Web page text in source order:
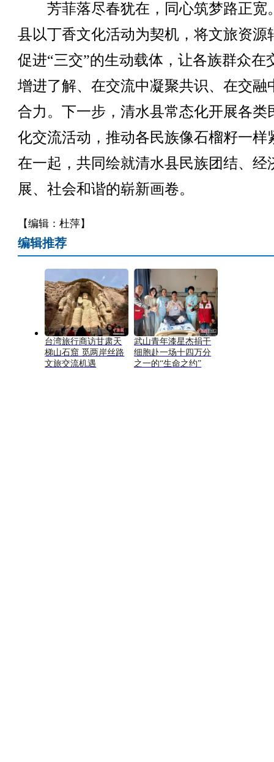
芳菲落尽春犹在，同心筑梦路正宽
县以丁香文化活动为契机，将文旅资源
促进“三交”的生动载体，让各族群众在
增进了解、在交流中凝聚共识、在交融
合力。下一步，清水县常态化开展各类
化交流活动，推动各民族像石榴籽一样
在一起，共同绘就清水县民族团结、经
展、社会和谐的崭新画卷。
【编辑：杜萍】
编辑推荐
台湾旅行商访甘肃天
梯山石窟 觅两岸丝路
文旅交流机遇
武山青年漆星杰捐干
细胞赴一场十四万分
之一的“生命之约”